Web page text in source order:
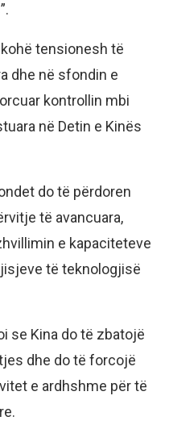
tensionesh të
dhe në sfondin e
kontrollin mbi
në Detin e Kinës
do të përdoren
të avancuara,
e kapaciteteve
të teknologjisë
se Kina do të zbatojë
dhe do të forcojë
e ardhshme për të